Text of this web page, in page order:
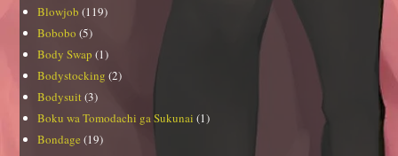
Blowjob (119)
Bobobo (5)
Body Swap (1)
Bodystocking (2)
Bodysuit (3)
Boku wa Tomodachi ga Sukunai (1)
Bondage (19)